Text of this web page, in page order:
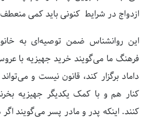
ازدواج در شرایط کنونی باید کمی
این روانشناس ضمن توصیه‌ای به
فرهنگ ما می‌گویند خرید جهیزیه با
داماد برگزار کند، قانون نیست و
کنار هم و با کمک یکدیگر جهیزیه
کنند. اینکه پدر و مادر پسر می‌گویند